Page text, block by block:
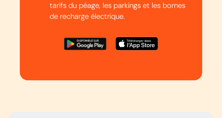
tarifs du péage, les parkings et les bornes
de recharge électrique.